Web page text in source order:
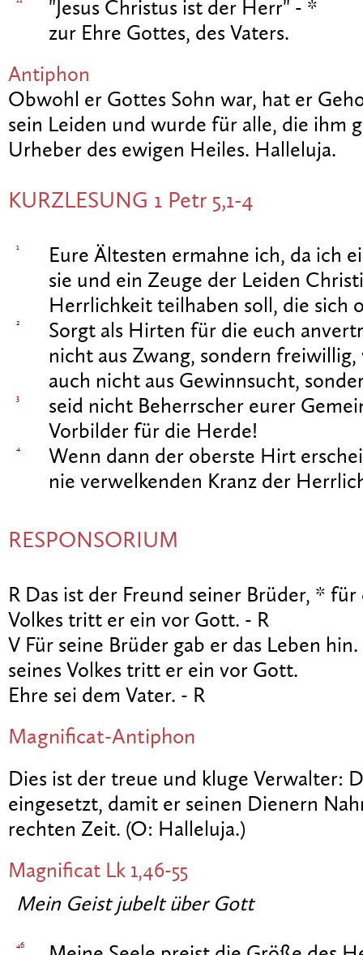
"Jesus Christus ist der Herr" - *
zur Ehre Gottes, des Vaters.
Antiphon
Obwohl er Gottes Sohn war, hat er
sein Leiden und wurde für alle, die ihm
Urheber des ewigen Heiles. Halleluja.
KURZLESUNG 1 Petr 5,1-4
1
Eure Ältesten ermahne ich, da ich
sie und ein Zeuge der Leiden
Herrlichkeit teilhaben soll, die sich
2
Sorgt als Hirten für die euch
nicht aus Zwang, sondern
auch nicht aus Gewinnsucht,
3
seid nicht Beherrscher eurer
Vorbilder für die Herde!
4
Wenn dann der oberste Hirt
nie verwelkenden Kranz der
RESPONSORIUM
R Das ist der Freund seiner Brüder, * für
Volkes tritt er ein vor Gott. - R
V Für seine Brüder gab er das Leben
seines Volkes tritt er ein vor Gott.
Ehre sei dem Vater. - R
Magnificat-Antiphon
Dies ist der treue und kluge Verwalter:
eingesetzt, damit er seinen Dienern
rechten Zeit. (O: Halleluja.)
Magnificat Lk 1,46-55
Mein Geist jubelt über Gott
46